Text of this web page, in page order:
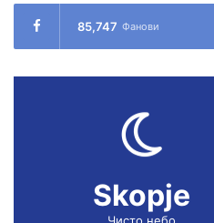
85,747 Фанови
Skopje